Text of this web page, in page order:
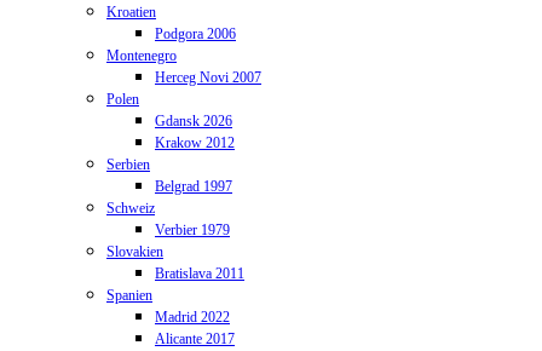
Kroatien
Podgora 2006
Montenegro
Herceg Novi 2007
Polen
Gdansk 2026
Krakow 2012
Serbien
Belgrad 1997
Schweiz
Verbier 1979
Slovakien
Bratislava 2011
Spanien
Madrid 2022
Alicante 2017